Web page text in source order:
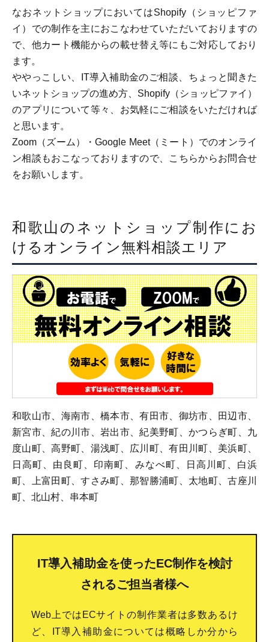
なおネットショップにおいてはShopify（ショッピファ
イ）での制作を主におこなわせていただいておりますの
で、他カート機能からの載せ替え等にもご対応しており
ます。
ややっこしい、IT導入補助金のご相談、ちょっと聞きた
いネットショップの進め方、Shopify（ショッピファイ）
のアプリについて等々、お気軽にご相談をいただければ
と思います。
Zoom（ズーム）・Google Meet（ミート）でのオンライ
ン相談もおこなっておりますので、こちらからお問合せ
をお願いします。
和歌山のネットショップ制作にお
けるオンライン無料相談エリア
和歌山市、海南市、橋本市、有田市、御坊市、田辺市、
新宮市、紀の川市、岩出市、紀美野町、かつらぎ町、九
度山町、高野町、湯浅町、広川町、有田川町、美浜町、
日高町、由良町、印南町、みなべ町、日高川町、白浜
町、上富田町、すさみ町、那智勝浦町、太地町、古座川
町、北山村、串本町
IT導入補助金を使ったEC制作を検討
されるご担当者様へ
Web上ではECサイトの制作業者は多数あるけ
ど、IT導入補助金については概略しか分から